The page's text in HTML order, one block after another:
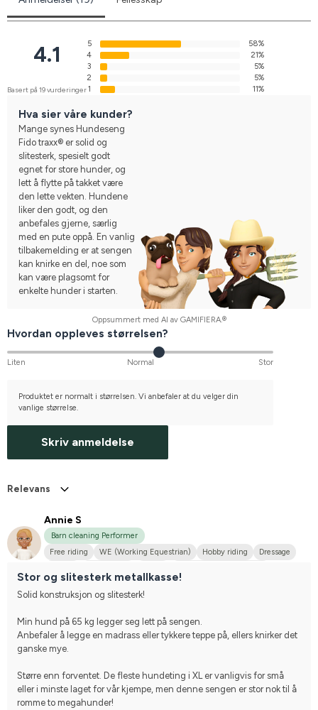
4.1
Basert på 19 vurderinger
5
58%
4
21%
3
5%
2
5%
1
11%
Hva sier våre kunder?
Mange synes Hundeseng
Fido traxx® er solid og
slitesterk, spesielt godt
egnet for store hunder, og
lett å flytte på takket være
den lette vekten. Hundene
liker den godt, og den
anbefales gjerne, særlig
med en pute oppå. En vanlig
tilbakemelding er at sengen
kan knirke en del, noe som
kan være plagsomt for
enkelte hunder i starten.
Oppsummert med AI av GAMIFIERA.®
Hvordan oppleves størrelsen?
Liten Normal Stor
Produktet er normalt i størrelsen. Vi anbefaler at du velger din
vanlige størrelse.
Skriv anmeldelse
Relevans
Annie S
Barn cleaning Performer
Free riding
WE (Working Equestrian) Hobby riding
Dressage
Stor og slitesterk metallkasse!
Solid konstruksjon og slitesterk!
Min hund på 65 kg legger seg lett på sengen.
Anbefaler å legge en madrass eller tykkere teppe på, ellers knirker det
ganske mye.
Større enn forventet. De fleste hundeting i XL er vanligvis for små
eller i minste laget for vår kjempe, men denne sengen er stor nok til å
romme to megahunder!